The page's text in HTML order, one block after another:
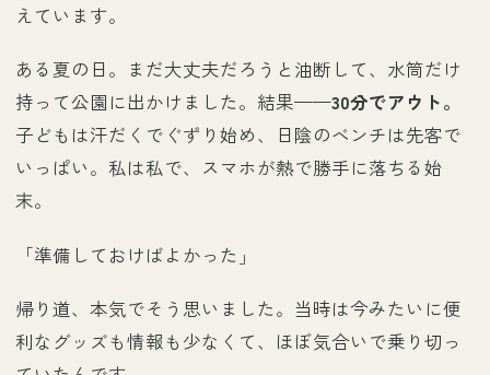
えています。
ある夏の日。まだ大丈夫だろうと油断して、水筒だけ
持って公園に出かけました。結果——30分でアウト。
子どもは汗だくでぐずり始め、日陰のベンチは先客で
いっぱい。私は私で、スマホが熱で勝手に落ちる始
末。
「準備しておけばよかった」
帰り道、本気でそう思いました。当時は今みたいに便
利なグッズも情報も少なくて、ほぼ気合いで乗り切っ